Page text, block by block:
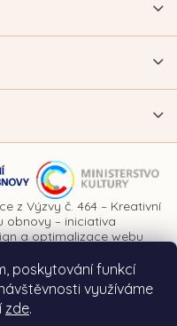
poskytování funkcí
využíváme
zde.
z Výzvy č. 464 – Kreativní
obnovy – iniciativa
a optimalizace webu
Národního plánu